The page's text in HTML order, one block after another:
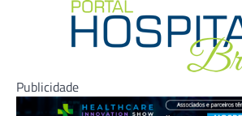
Publicidade